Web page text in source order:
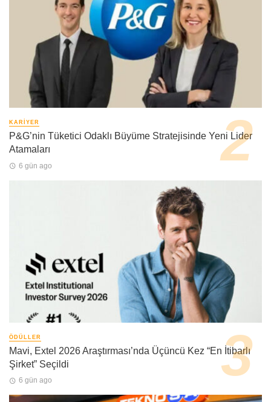
KARIYER
P&G’nin Tüketici Odaklı Büyüme Stratejisinde Yeni Lider
Atamaları
6 gün ago
ÖDÜLLER
Mavi, Extel 2026 Araştırması’nda Üçüncü Kez “En İtibarlı
Şirket” Seçildi
6 gün ago